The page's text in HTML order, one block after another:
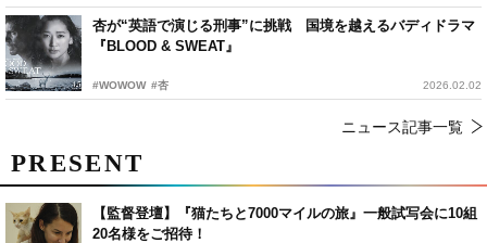
杏が“英語で演じる刑事”に挑戦 国境を越えるバディドラマ
『BLOOD & SWEAT』
#WOWOW #杏 2026.02.02
ニュース記事一覧
PRESENT
【監督登壇】『猫たちと7000マイルの旅』一般試写会に10組
20名様をご招待！